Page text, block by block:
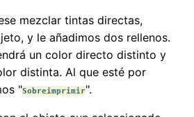
mezclar tintas directas,
y le añadimos dos rellenos.
un color directo distinto y
distinta. Al que esté por
"Sobreimprimir".